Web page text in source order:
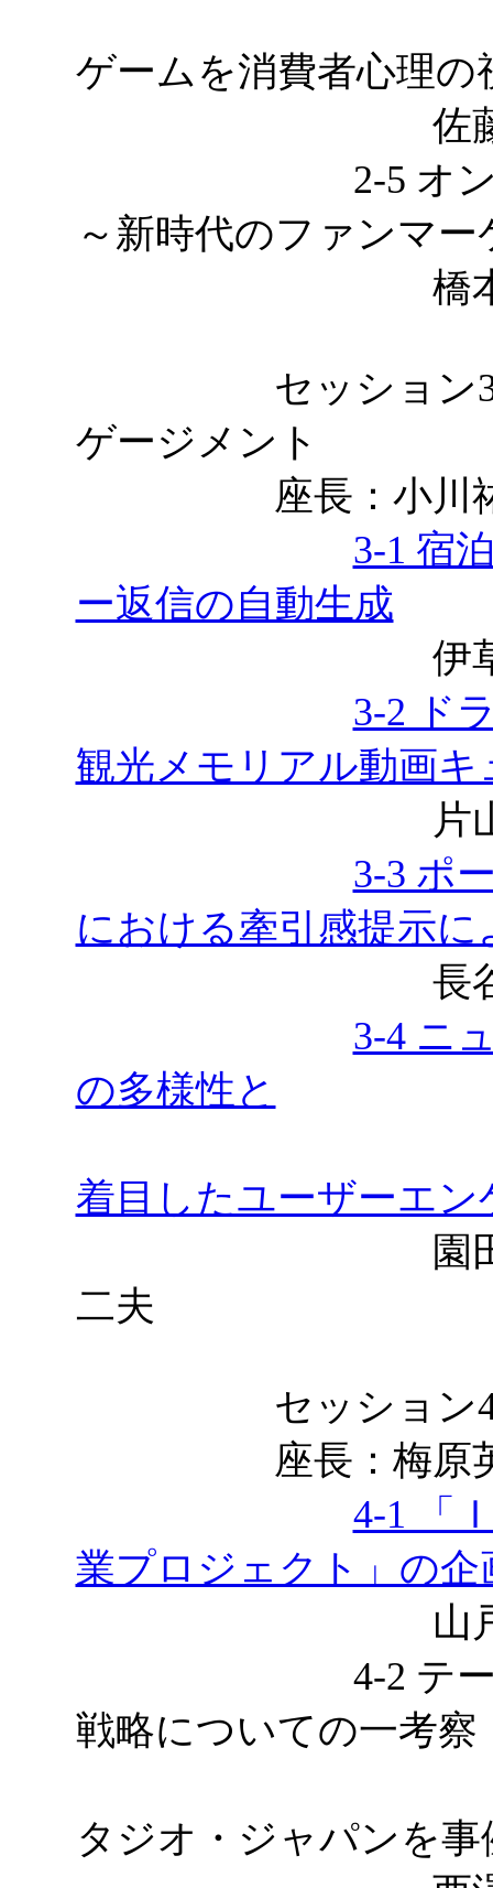
ゲームを消費者心理の
佐藤瑞月
2-5 オンライン
～新時代のファンマ
橋本結汀
セッショ
ゲージメント
座長：小川祐樹
3-1 宿
ー返信の自動生成
伊草久峻，
3-2 ド
観光メモリアル動画
片山洋平，
3-3 ポ
における牽引感提示
長谷川駿
3-4 ニ
の多様性と
着目したユーザーエ
園田亜斗夢
二夫
セッショ
座長：梅原英一
4-1 「
業プロジェクト」の
山戸昭三，石
4-2 テーマパー
戦略についての一考察
タジオ・ジャパンを